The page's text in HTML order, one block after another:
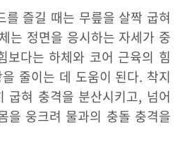
를 즐길 때는 무릎을 살짝 굽혀
는 정면을 응시하는 자세가 중
보다는 하체와 코어 근육의 힘
줄이는 데 도움이 된다. 착지
굽혀 충격을 분산시키고, 넘어
을 웅크려 물과의 충돌 충격을